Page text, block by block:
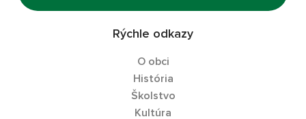
Rýchle odkazy
O obci
História
Školstvo
Kultúra